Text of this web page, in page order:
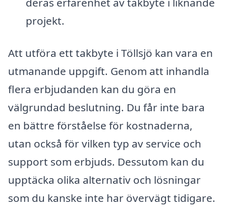
projekt.
Att utföra ett takbyte i Töllsjö kan vara en
utmanande uppgift. Genom att inhandla
flera erbjudanden kan du göra en
välgrundad beslutning. Du får inte bara
en bättre förståelse för kostnaderna,
utan också för vilken typ av service och
support som erbjuds. Dessutom kan du
upptäcka olika alternativ och lösningar
som du kanske inte har övervägt tidigare.